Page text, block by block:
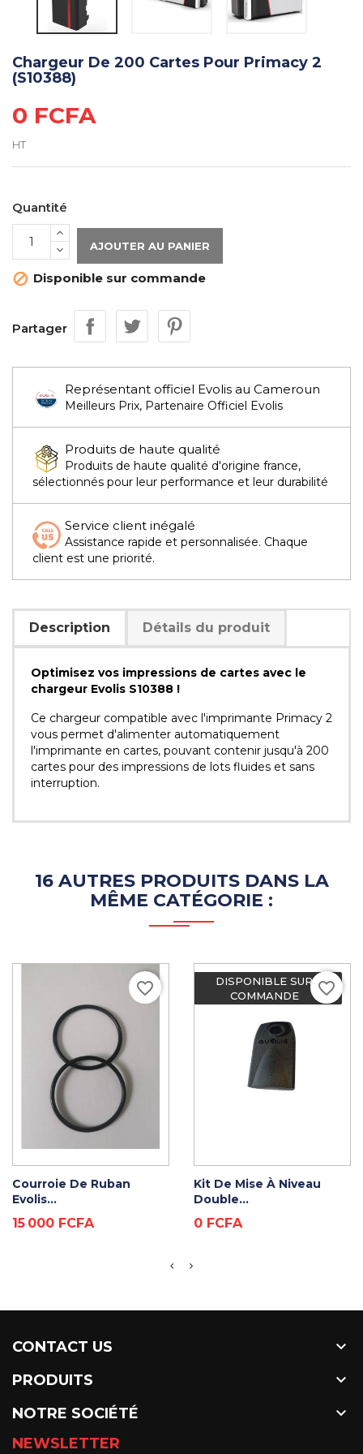
Chargeur De 200 Cartes Pour Primacy 2
(S10388)
0 FCFA
HT
Quantité
AJOUTER AU PANIER
 Disponible sur commande
Partager
Représentant officiel Evolis au Cameroun
Meilleurs Prix, Partenaire Officiel Evolis
Produits de haute qualité
Produits de haute qualité d'origine france,
sélectionnés pour leur performance et leur durabilité
Service client inégalé
Assistance rapide et personnalisée. Chaque
client est une priorité.
Description Détails du produit
Optimisez vos impressions de cartes avec le
chargeur Evolis S10388 !
Ce chargeur compatible avec l'imprimante Primacy 2
vous permet d'alimenter automatiquement
l'imprimante en cartes, pouvant contenir jusqu'à 200
cartes pour des impressions de lots fluides et sans
interruption.
16 AUTRES PRODUITS DANS LA
MÊME CATÉGORIE :
ADD TO CART
Courroie De Ruban
Evolis...
Prix
15 000 FCFA
favorite_border
DISPONIBLE SUR
COMMANDE
ADD TO CART
Kit De Mise À Niveau
Double...
Prix
0 FCFA
favorite_border
CONTACT US 
PRODUITS 
NOTRE SOCIÉTÉ 
NEWSLETTER